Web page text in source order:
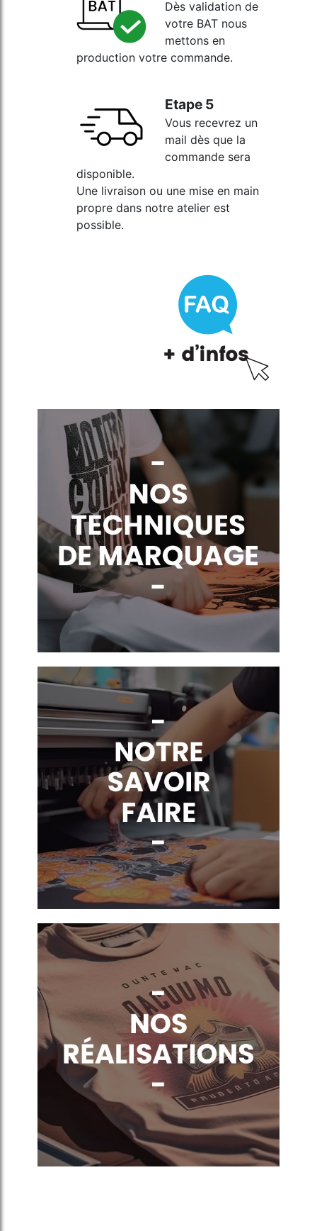
Dès validation de
votre BAT nous
mettons en
production votre commande.
Etape 5
Vous recevrez un
mail dès que la
commande sera
disponible.
Une livraison ou une mise en main
propre dans notre atelier est
possible.